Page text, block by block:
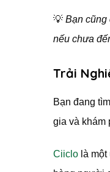
💡 Bạn cũng
nếu chưa
Trải
Bạn đang
gia và khám
Ciiclo là